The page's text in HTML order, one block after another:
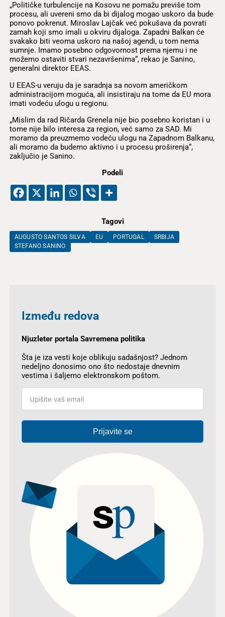
„Političke turbulencije na Kosovu ne pomažu previše tom
procesu, ali uvereni smo da bi dijalog mogao uskoro da bude
ponovo pokrenut. Miroslav Lajčak već pokušava da povrati
zamah koji smo imali u okviru dijaloga. Zapadni Balkan će
svakako biti veoma uskoro na našoj agendi, u tom nema
sumnje. Imamo posebno odgovornost prema njemu i ne
možemo ostaviti stvari nezavršenima“, rekao je Sanino,
generalni direktor EEAS.
U EEAS-u veruju da je saradnja sa novom američkom
administracijom moguća, ali insistiraju na tome da EU mora
imati vodeću ulogu u regionu.
„Mislim da rad Ričarda Grenela nije bio posebno koristan i u
tome nije bilo interesa za region, već samo za SAD. Mi
moramo da preuzmemo vodeću ulogu na Zapadnom Balkanu,
ali moramo da budemo aktivno i u procesu proširenja“,
zaključio je Sanino.
Podeli
Tagovi
AUGUSTO SANTOS SILVA EU PORTUGAL
SRBIJA
STEFANO SANINO
Između redova
Njuzleter portala Savremena politika
Šta je iza vesti koje oblikuju sadašnjost? Jednom
nedeljno donosimo ono što nedostaje dnevnim
vestima i šaljemo elektronskom poštom.
Prijavite se